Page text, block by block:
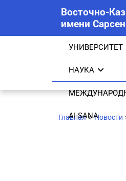
Восточно-
имени
УНИВЕРСИТЕТ
НАУКА
AI-SANA
Главная»Новости